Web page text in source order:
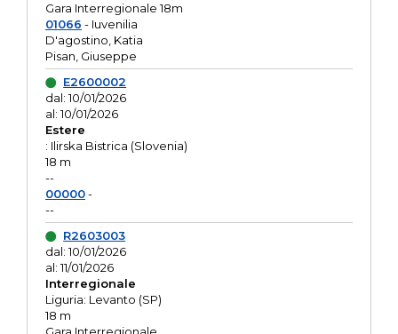
Gara Interregionale 18m
01066 - Iuvenilia
D'agostino, Katia
Pisan, Giuseppe
E2600002
dal: 10/01/2026
al: 10/01/2026
Estere
: Ilirska Bistrica (Slovenia)
18 m
--
00000-
--
R2603003
dal: 10/01/2026
al: 11/01/2026
Interregionale
Liguria: Levanto (SP)
18 m